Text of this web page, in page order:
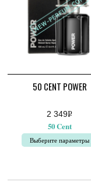
50 CENT POWER
2 349Р
УБ.
50 Cent
Выберите параметры
имеет